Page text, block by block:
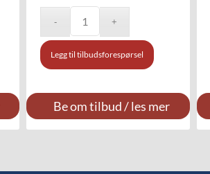
Legg til tilbudsforespørsel
Be om tilbud / les mer